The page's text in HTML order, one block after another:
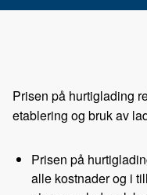
Prisen på hurtiglading
etablering og bruk av
Prisen på
alle kostnader og i